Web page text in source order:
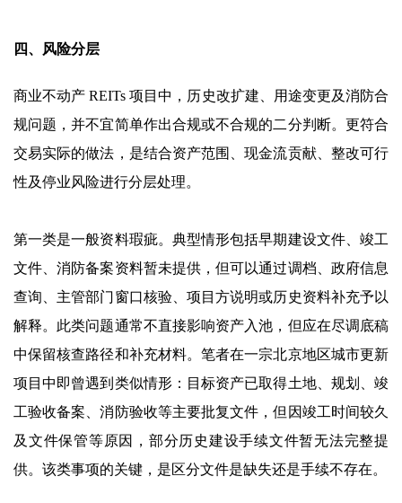
四、风险分层
商业不动产 REITs 项目中，历史改扩建、用途变更及消防合
规问题，并不宜简单作出合规或不合规的二分判断。更符合
交易实际的做法，是结合资产范围、现金流贡献、整改可行
性及停业风险进行分层处理。
第一类是一般资料瑕疵。典型情形包括早期建设文件、竣工
文件、消防备案资料暂未提供，但可以通过调档、政府信息
查询、主管部门窗口核验、项目方说明或历史资料补充予以
解释。此类问题通常不直接影响资产入池，但应在尽调底稿
中保留核查路径和补充材料。笔者在一宗北京地区城市更新
项目中即曾遇到类似情形：目标资产已取得土地、规划、竣
工验收备案、消防验收等主要批复文件，但因竣工时间较久
及文件保管等原因，部分历史建设手续文件暂无法完整提
供。该类事项的关键，是区分文件是缺失还是手续不存在。